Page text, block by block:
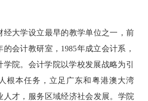
经大学设立最早的教学单位之一，前
的会计教研室，1985年成立会计系，
学院。会计学院以学校发展战略为引
根本任务，立足广东和粤港澳大湾
人才，服务区域经济社会发展。学院